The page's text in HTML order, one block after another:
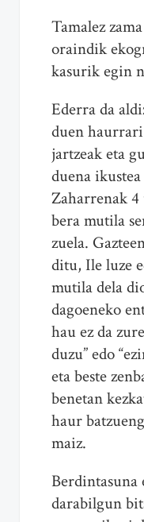
Tamalez
oraindik
kasurik egin
Ederra da
duen
jartzeak eta
duena
Zaharrenak
bera mutila
zuela.
ditu, Ile luze
mutila dela
dagoeneko
hau ez da
duzu” edo
eta beste
benetan
haur
maiz.
Berdintasuna
darabilgun